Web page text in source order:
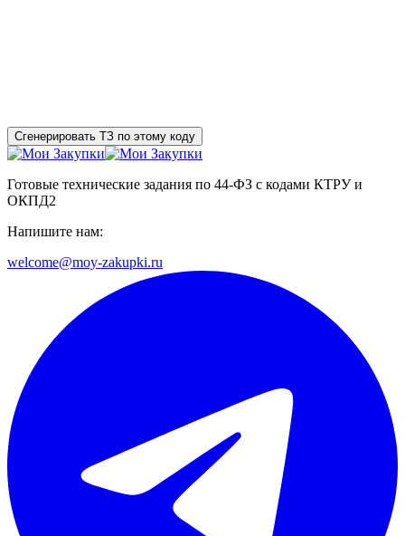
Сгенерировать ТЗ по этому коду
Готовые технические задания по 44-ФЗ с кодами КТРУ и
ОКПД2
Напишите нам:
welcome@moy-zakupki.ru